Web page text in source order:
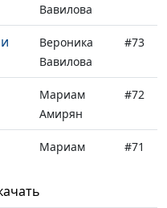
Вавилова
Вероника
Вавилова
#73
Мариам
Амирян
#72
Мариам
#71